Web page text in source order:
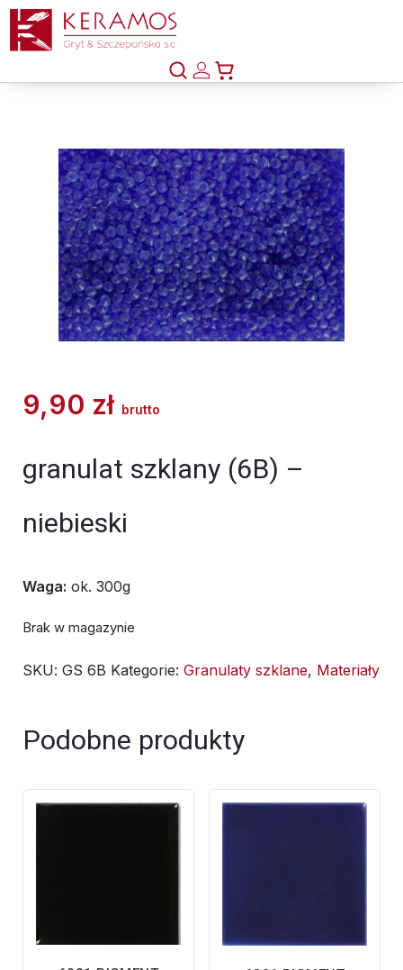
9,90 zł brutto
granulat szklany (6B) –
niebieski
Waga: ok. 300g
Brak w magazynie
SKU: GS 6B Kategorie: Granulaty szklane, Materiały
Podobne produkty